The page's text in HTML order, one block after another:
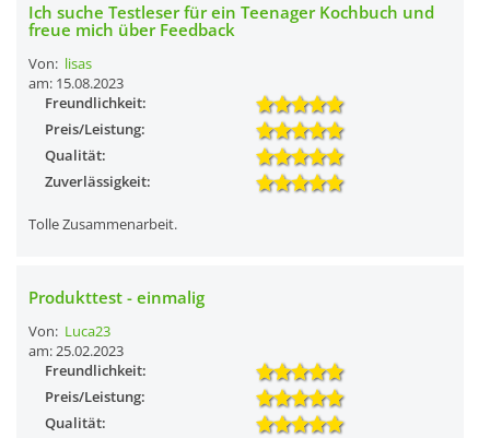
Ich suche Testleser für ein Teenager Kochbuch und
freue mich über Feedback
Von: lisas
am: 15.08.2023
Freundlichkeit:
Preis/Leistung:
Qualität:
Zuverlässigkeit:
Tolle Zusammenarbeit.
Produkttest - einmalig
Von: Luca23
am: 25.02.2023
Freundlichkeit:
Preis/Leistung:
Qualität: